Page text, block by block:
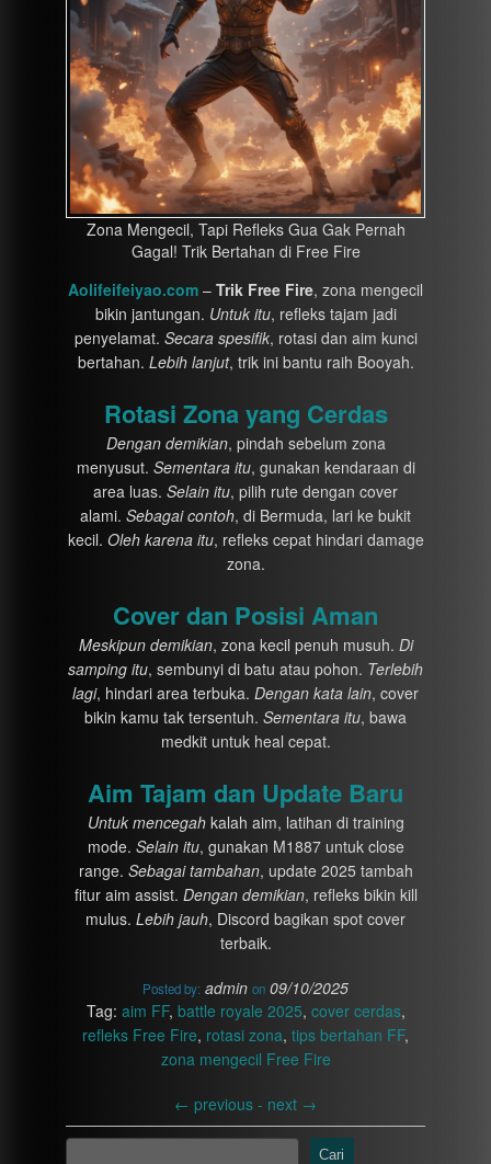
Zona Mengecil, Tapi Refleks Gua Gak Pernah
Gagal! Trik Bertahan di Free Fire
Aolifeifeiyao.com – Trik Free Fire, zona mengecil
bikin jantungan. Untuk itu, refleks tajam jadi
penyelamat. Secara spesifik, rotasi dan aim kunci
bertahan. Lebih lanjut, trik ini bantu raih Booyah.
Rotasi Zona yang Cerdas
Dengan demikian, pindah sebelum zona
menyusut. Sementara itu, gunakan kendaraan di
area luas. Selain itu, pilih rute dengan cover
alami. Sebagai contoh, di Bermuda, lari ke bukit
kecil. Oleh karena itu, refleks cepat hindari damage
zona.
Cover dan Posisi Aman
Meskipun demikian, zona kecil penuh musuh. Di
samping itu, sembunyi di batu atau pohon. Terlebih
lagi, hindari area terbuka. Dengan kata lain, cover
bikin kamu tak tersentuh. Sementara itu, bawa
medkit untuk heal cepat.
Aim Tajam dan Update Baru
Untuk mencegahkalah aim, latihan di training
mode. Selain itu, gunakan M1887 untuk close
range. Sebagai tambahan, update 2025 tambah
fitur aim assist. Dengan demikian, refleks bikin kill
mulus. Lebih jauh, Discord bagikan spot cover
terbaik.
Posted by: admin on 09/10/2025
Tag: aim FF, battle royale 2025, cover cerdas,
refleks Free Fire, rotasi zona, tips bertahan FF,
zona mengecil Free Fire
← previous - next →
Cari